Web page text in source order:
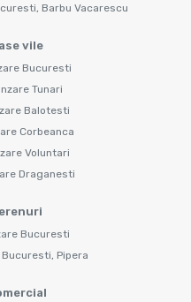
Barbu Vacarescu
vile
Bucuresti
Tunari
Balotesti
Corbeanca
Voluntari
Draganesti
Bucuresti
Pipera